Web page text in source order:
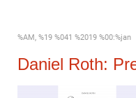
%AM, %19 %041 %2019 %00:%jan
Daniel Roth: